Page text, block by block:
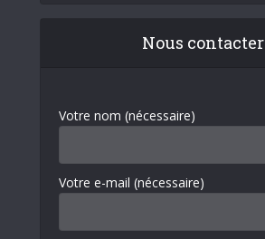
Nous contacter
Votre nom (nécessaire)
Votre e-mail (nécessaire)